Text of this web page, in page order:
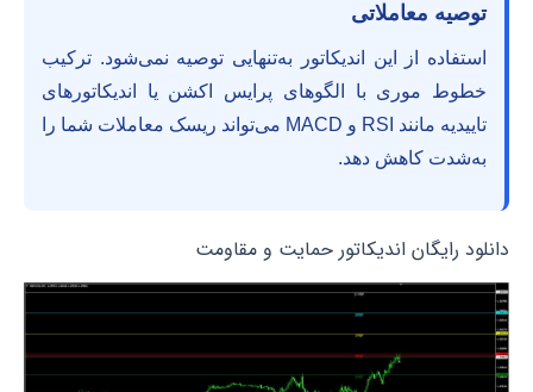
توصیه معاملاتی
استفاده از این اندیکاتور به‌تنهایی توصیه نمی‌شود. ترکیب
خطوط موری با الگوهای پرایس اکشن یا اندیکاتورهای
تاییدیه مانند RSI و MACD می‌تواند ریسک معاملات شما را
به‌شدت کاهش دهد.
دانلود رایگان اندیکاتور حمایت و مقاومت